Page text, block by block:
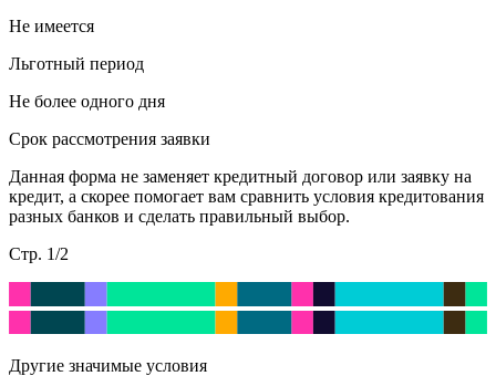
Не имеется
Льготный период
Не более одного дня
Срок рассмотрения заявки
Данная форма не заменяет кредитный договор или заявку на
кредит, а скорее помогает вам сравнить условия кредитования
разных банков и сделать правильный выбор.
Стр. 1/2
Другие значимые условия